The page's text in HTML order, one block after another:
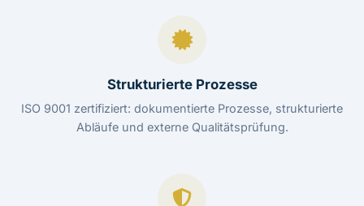
Strukturierte Prozesse
ISO 9001 zertifiziert: dokumentierte Prozesse, strukturierte
Abläufe und externe Qualitätsprüfung.